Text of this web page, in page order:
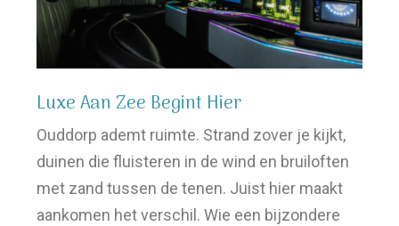
Luxe Aan Zee Begint Hier
Ouddorp ademt ruimte. Strand zover je kijkt,
duinen die fluisteren in de wind en bruiloften
met zand tussen de tenen. Juist hier maakt
aankomen het verschil. Wie een bijzondere